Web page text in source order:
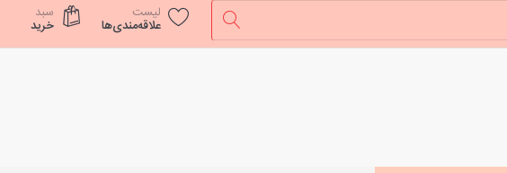
لیست
علاقه‌مندی‌ها
سبد
خرید